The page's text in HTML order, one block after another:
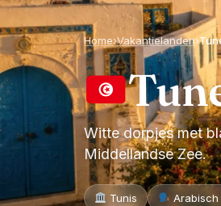
Home›Vakantielanden›
Witte dorpjes met
Middellandse Zee.
Tunis Arabisch